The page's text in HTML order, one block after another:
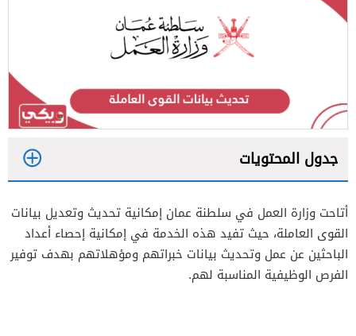
جدول المحتويات
2
أتاحت وزارة العمل في سلطنة عمان إمكانية تحديث وتعديل بيانات
القوى العاملة، حيث تفيد هذه الخدمة في إمكانية إحصاء أعداد
الباحثين عن عمل وتحديث بيانات خبراتهم ومؤهلاتهم بهدف توفير
الفرص الوظيفية المناسبة لهم.